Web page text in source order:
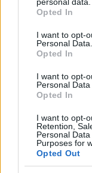
grant or deny
use your data for
consent section.
Opted In
I want to opt-
Personal Data.
Opted In
I want to opt-
Personal Data
Opted In
I want to opt-
Retention,
Personal
Purposes for
Opted Out
Huelga de
ECONOMÍA